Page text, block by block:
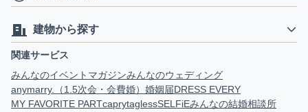
建物から探す
関連サービス
みんなのイベントマガジンみんなのウェディング
anymarry.（1.5次会・会費婚） 婚姻届DRESS EVERY
MY FAVORITE PARTcaprytaglessSELFiEみんなの結婚相談所